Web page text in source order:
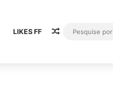
LIKES FF Artigo aleatório